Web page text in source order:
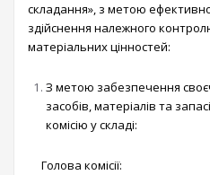
складання», з метою
здійснення належного
матеріальних цінностей:
З метою забезпечення
засобів, матеріалів та
комісію у складі:
Голова комісії: